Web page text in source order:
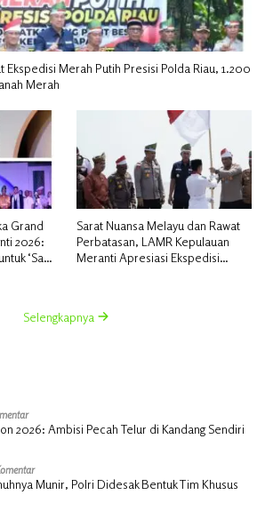
Ekspedisi Merah Putih Presisi Polda Riau, 1.200
Merah
Grand
2026:
‘Sagu
Sarat Nuansa Melayu dan Rawat
Perbatasan, LAMR Kepulauan
Meranti Apresiasi Ekspedisi
Selengkapnya
2026: Ambisi Pecah Telur di Kandang Sendiri
Munir, Polri Didesak Bentuk Tim Khusus